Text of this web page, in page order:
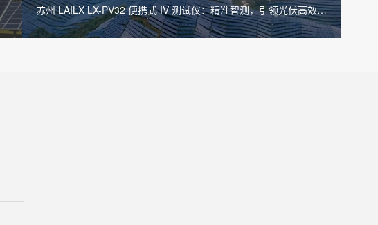
苏州 LAILX LX-PV32 便携式 IV 测试仪：精准智测，引领光伏高效检
测新标杆